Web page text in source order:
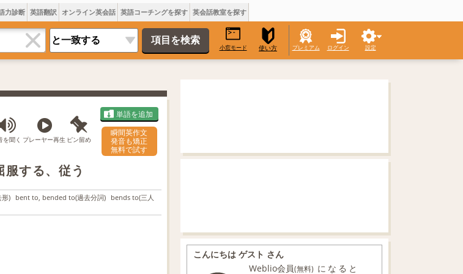
力診断 英語翻訳 オンライン英会話 英語コーチングを探す 英会話教室を探す
小窓モード 使い方 プレミアム ログイン 設定
を聞く プレーヤー再生 ピン留め
単語を追加
瞬間英作文
発音も矯正
無料で試す
する、従う
形) bent to, bended to(過去分詞) bends to(三人
こんにちは ゲスト さん
Weblio会員(無料) になると